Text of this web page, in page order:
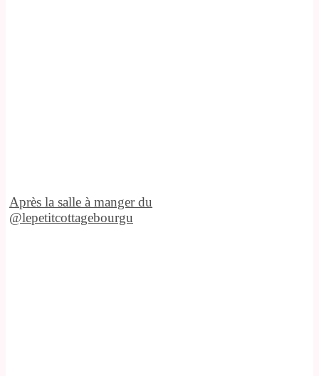
Après la salle à manger du
@lepetitcottagebourgu